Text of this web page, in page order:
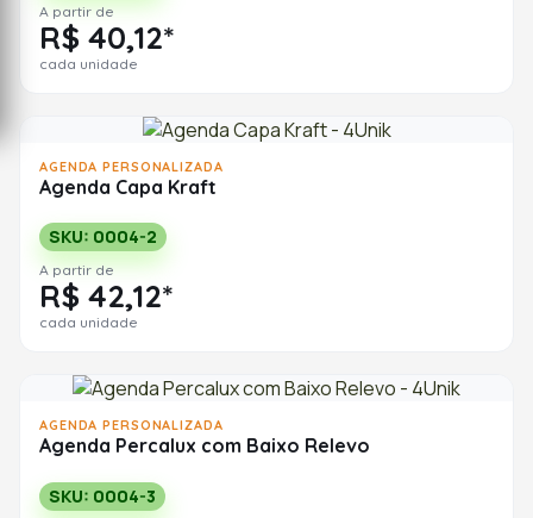
A partir de
R$ 40,12*
cada unidade
AGENDA PERSONALIZADA
Agenda Capa Kraft
SKU: 0004-2
A partir de
R$ 42,12*
cada unidade
AGENDA PERSONALIZADA
Agenda Percalux com Baixo Relevo
SKU: 0004-3